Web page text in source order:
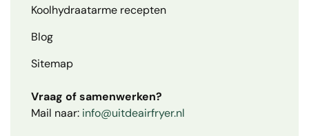
Koolhydraatarme recepten
Blog
Sitemap
Vraag of samenwerken?
Mail naar: info@uitdeairfryer.nl